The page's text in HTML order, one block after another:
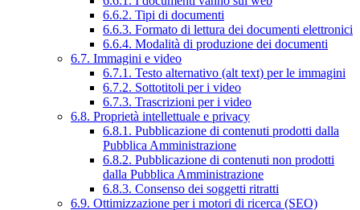
6.6.2. Tipi di documenti
6.6.3. Formato di lettura dei documenti elettronici
6.6.4. Modalità di produzione dei documenti
6.7. Immagini e video
6.7.1. Testo alternativo (alt text) per le immagini
6.7.2. Sottotitoli per i video
6.7.3. Trascrizioni per i video
6.8. Proprietà intellettuale e privacy
6.8.1. Pubblicazione di contenuti prodotti dalla
Pubblica Amministrazione
6.8.2. Pubblicazione di contenuti non prodotti
dalla Pubblica Amministrazione
6.8.3. Consenso dei soggetti ritratti
6.9. Ottimizzazione per i motori di ricerca (SEO)